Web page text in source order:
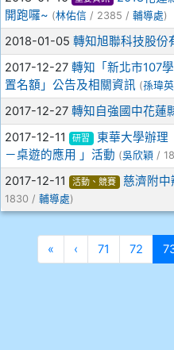
912彭子宸
914王苡澄
開跑囉~ (林佑信 / 2385 / 輔導處)
2018-01-05 轉知旭聯科技股份
2017-12-27 轉知「新北市107
置名額」公告及相關資訊 (孫瑋英
2017-12-27 轉知自強國中花蓮
2017-12-11 研習
東華大學辦理
－桌遊的應用 」活動 (吳欣穎/
2017-12-11 活動、競賽 慈濟附中
1830 / 輔導處)
«第一頁
‹上一頁
71 72